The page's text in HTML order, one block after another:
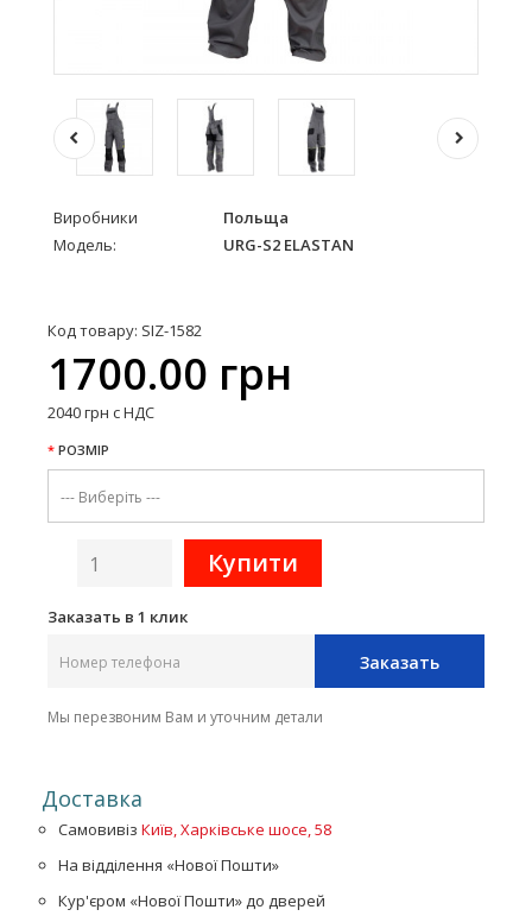
Виробники
Польща
Модель:
URG-S2 ELASTAN
Код товару: SIZ-1582
1700.00 грн
2040 грн с НДС
РОЗМІР
Заказать в 1 клик
Заказать
Мы перезвоним Вам и уточним детали
Доставка
Самовивіз Київ, Харківське шосе, 58
На відділення «Нової Пошти»
Кур'єром «Нової Пошти» до дверей